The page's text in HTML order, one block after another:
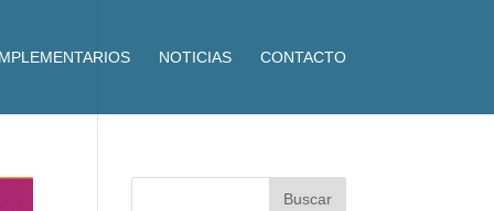
NOTICIAS CONTACTO